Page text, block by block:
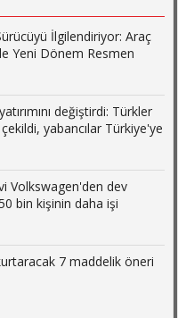
İlgilendiriyor: Araç
Yeni Dönem Resmen
değiştirdi: Türkler
çekildi, yabancılar Türkiye'ye
Volkswagen'den dev
bin kişinin daha işi
7 maddelik öneri